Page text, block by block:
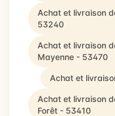
Achat et livraison
53240
Achat et livraison
Mayenne - 53470
Achat et
Achat et livraison
Forêt - 53410